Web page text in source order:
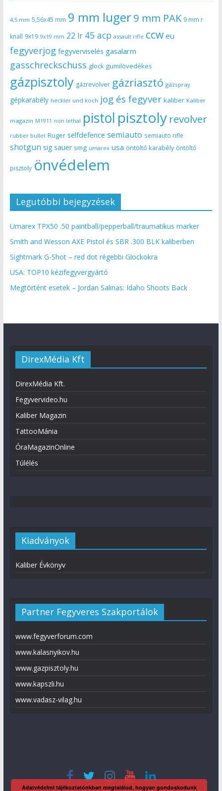
4,5 mm 5,56x45 mm 9 mm luger9 mm PAK 9 mm r
knall 9x19 9x19 mm 22 lr 45 acp assault rifle ccw eu
fegyverjog fegyverviselés gasalarm
gasschreckschuss glock gumilövedékes
gázpisztoly gázrevolver gázriasztó gázspray
gépkarabély heckler und koch jog és fegyver kaliber Kaliber
magazin M1911 non lethal pistol pisztoly revolver
rubber bullet Ruger selfdefence semiauto semiauto rifle
shotgun sig sauer smg umarex usa öntöltő karabély öntöltő
pisztoly önvédelem
Legutóbbi bejegyzések
Umarex TPX50 .50 paintball/pepperball/traumatikus marker
Smith and Wesson AXE Pistol és SBR .300 BLK kaliberben
Sightmark G-Shot – red dot régebbi Glockokra
USA: TOP10 kézifegyvergyártó
Megtörtént esetek – Jordan Salinas: Idaho Shoots Back
DirexMédia Kft
DirexMédia Kft.
Fegyvervideo.hu
Kaliber Magazin
TattooMánia
ÓraMagazinOnline
Túlélés
Kiadványok
Kaliber Évkönyv
Partner Fegyveres Szakportálok
www.fegyverforum.com
www.kalasnyikov.hu
www.gazpisztoly.hu
www.kapszli.hu
www.vadasz-vilag.hu
Adatvédelmi tájékoztatónkban megtalálod, hogyan gondoskodunk